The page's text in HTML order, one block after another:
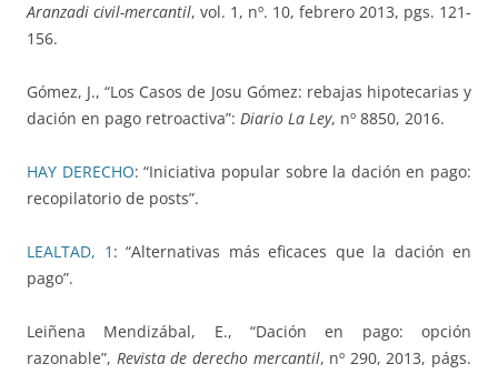
Aranzadi civil-mercantil, vol. 1, nº. 10, febrero 2013, pgs. 121-
156.
Gómez, J., “Los Casos de Josu Gómez: rebajas hipotecarias y
dación en pago retroactiva”: Diario La Ley, nº 8850, 2016.
HAY DERECHO: “Iniciativa popular sobre la dación en pago:
recopilatorio de posts”.
LEALTAD, 1 : “Alternativas más eficaces que la dación en
pago”.
Leiñena Mendizábal, E., “Dación en pago: opción
razonable”, Revista de derecho mercantil, nº 290, 2013, págs.